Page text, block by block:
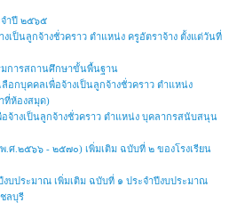
จำปี ๒๕๖๕
เป็นลูกจ้างชั่วคราว ตำแหน่ง ครูอัตราจ้าง ตั้งแต่วันที่
มการสถานศึกษาขั้นพื้นฐาน
อกบุคคลเพื่อจ้างเป็นลูกจ้างชั่วคราว ตำแหน่ง
ที่ห้องสมุด)
จ้างเป็นลูกจ้างชั่วคราว ตำแหน่ง บุคลากรสนับสนุน
.ศ.๒๕๖๖ - ๒๕๗๐) เพิ่มเติม ฉบับที่ ๒ ของโรงเรียน
งบประมาณ เพิ่มเติม ฉบับที่ ๑ ประจำปีงบประมาณ
ลบุรี